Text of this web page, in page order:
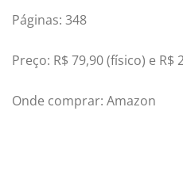
Páginas: 348
Preço: R$ 79,90 (físico) e R$
Onde comprar: Amazon